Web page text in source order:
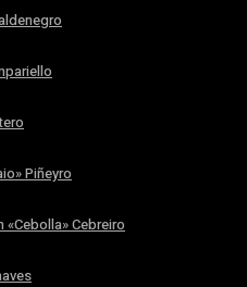
Piñeyro
Cebreiro